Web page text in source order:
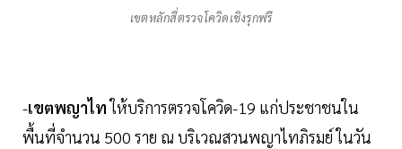
เขตหลักสี่ตรวจโควิดเชิงรุกฟรี
-เขตพญาไทให้บริการตรวจโควิด-19 แก่ประชาชน​ใน
พื้นที่จำนวน 500 ราย ณ บริเวณสวนพญาไทภิรมย์​ ในวัน